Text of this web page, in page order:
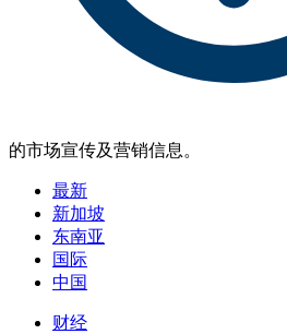
的市场宣传及营销信息。
最新
新加坡
东南亚
国际
中国
财经